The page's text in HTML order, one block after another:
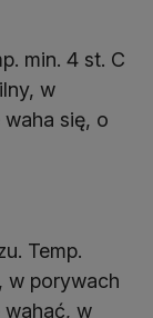
min. 4 st. C
w
się, o
Temp.
w porywach
wahać, w